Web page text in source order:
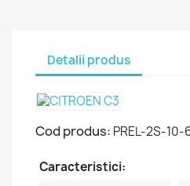
Detalii produs
Cod produs: PREL-2S-10-
Caracteristici: